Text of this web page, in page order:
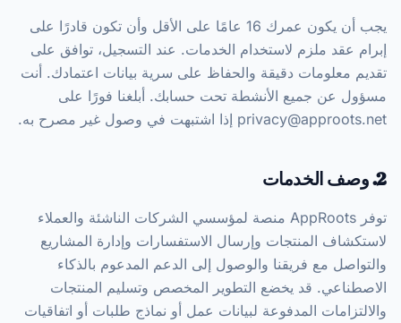
يجب أن يكون عمرك 16 عامًا على الأقل وأن تكون قادرًا على
إبرام عقد ملزم لاستخدام الخدمات. عند التسجيل، توافق على
تقديم معلومات دقيقة والحفاظ على سرية بيانات اعتمادك. أنت
مسؤول عن جميع الأنشطة تحت حسابك. أبلغنا فورًا على
privacy@approots.net إذا اشتبهت في وصول غير مصرح به.
2. وصف الخدمات
توفر AppRoots منصة لمؤسسي الشركات الناشئة والعملاء
لاستكشاف المنتجات وإرسال الاستفسارات وإدارة المشاريع
والتواصل مع فريقنا والوصول إلى الدعم المدعوم بالذكاء
الاصطناعي. قد يخضع التطوير المخصص وتسليم المنتجات
والالتزامات المدفوعة لبيانات عمل أو نماذج طلبات أو اتفاقيات